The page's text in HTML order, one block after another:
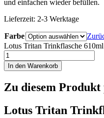
und einfachen wieder befüllen.
Lieferzeit: 2-3 Werktage
Farbe
Lotus Tritan Trinkflasche
In den Warenkorb
Zu diesem Produkt
Lotus Tritan